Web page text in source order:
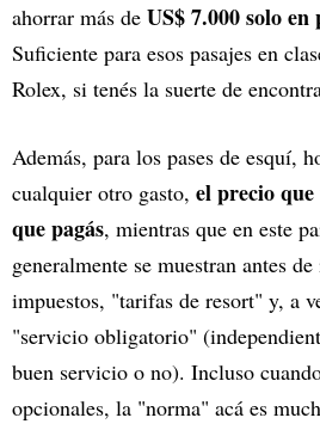
ahorrar más de US$ 7.000 solo en
Suficiente para esos pasajes en
Rolex, si tenés la suerte de
Además, para los pases de esquí,
cualquier otro gasto, el precio que
que pagás, mientras que en este
generalmente se muestran antes
impuestos, "tarifas de resort" y, a
"servicio obligatorio"
buen servicio o no). Incluso
opcionales, la "norma" acá es